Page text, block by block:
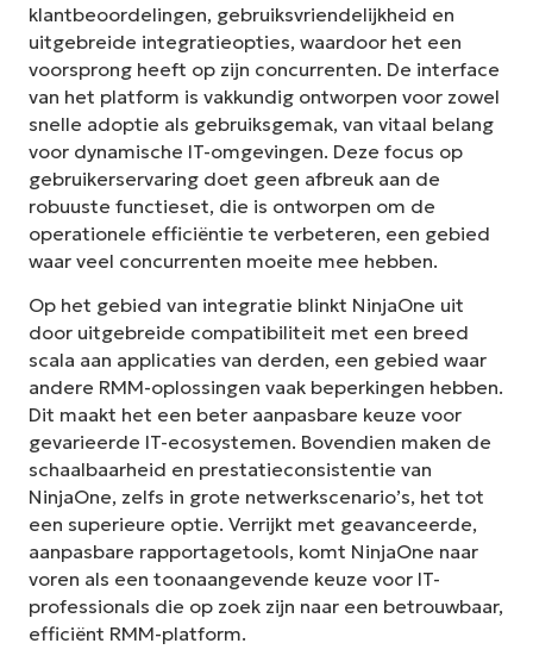
klantbeoordelingen, gebruiksvriendelijkheid en
uitgebreide integratieopties, waardoor het een
voorsprong heeft op zijn concurrenten. De interface
van het platform is vakkundig ontworpen voor zowel
snelle adoptie als gebruiksgemak, van vitaal belang
voor dynamische IT-omgevingen. Deze focus op
gebruikerservaring doet geen afbreuk aan de
robuuste functieset, die is ontworpen om de
operationele efficiëntie te verbeteren, een gebied
waar veel concurrenten moeite mee hebben.
Op het gebied van integratie blinkt NinjaOne uit
door uitgebreide compatibiliteit met een breed
scala aan applicaties van derden, een gebied waar
andere RMM-oplossingen vaak beperkingen hebben.
Dit maakt het een beter aanpasbare keuze voor
gevarieerde IT-ecosystemen. Bovendien maken de
schaalbaarheid en prestatieconsistentie van
NinjaOne, zelfs in grote netwerkscenario’s, het tot
een superieure optie. Verrijkt met geavanceerde,
aanpasbare rapportagetools, komt NinjaOne naar
voren als een toonaangevende keuze voor IT-
professionals die op zoek zijn naar een betrouwbaar,
efficiënt RMM-platform.